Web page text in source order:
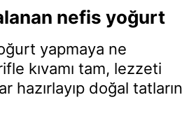
nefis yoğurt
yapmaya ne
kıvamı tam, lezzeti
hazırlayıp doğal tatların